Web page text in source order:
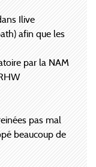
Ilive
afin que les
par la NAM
pas mal
beaucoup de